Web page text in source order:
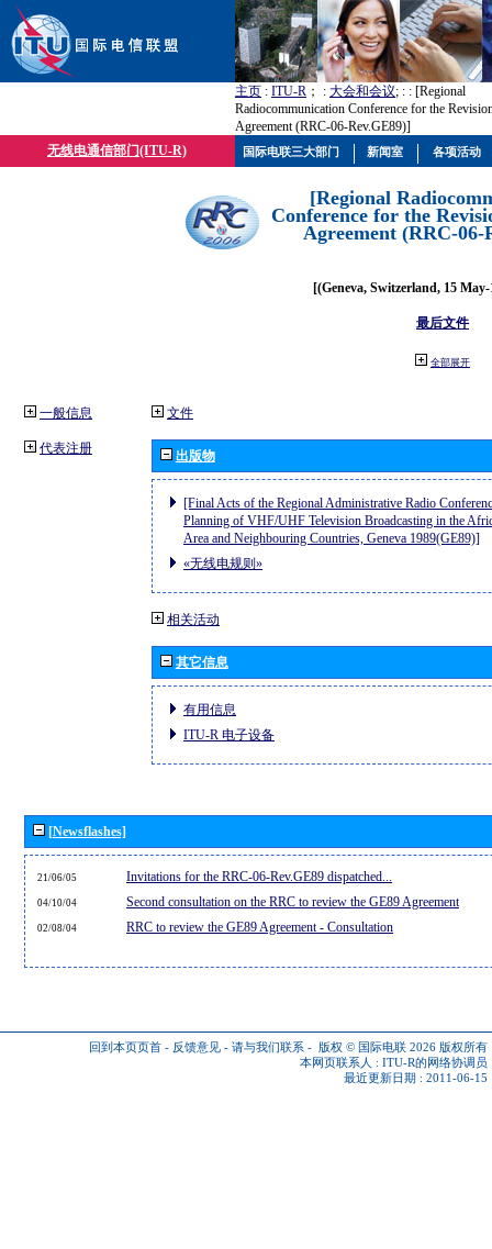
主页 : ITU-R ； : 大会和会议; : : [Regional
Radiocommunication Conference for the
Agreement (RRC-06-Rev.GE89)]
无线电通信部门(ITU-R)
[Regional
Conference for the
Agreement (RRC-06-
[(Geneva, Switzerland, 15
最后文件
全部展开
一般信息
代表注册
文件
出版物
[Final Acts of the Regional Administrative Radio
Planning of VHF/UHF Television Broadcasting in the
Area and Neighbouring Countries, Geneva 1989(GE89)]
«无线电规则»
相关活动
其它信息
有用信息
ITU-R 电子设备
[Newsflashes]
21/06/05 Invitations for the RRC-06-Rev.GE89 dispatched...
04/10/04 Second consultation on the RRC to review the GE89 Agreement
02/08/04 RRC to review the GE89 Agreement - Consultation
回到本页页首 - 反馈意见 - 请与我们联系 - 版权 © 国际电联 2026 版权所有
本网页联系人 : ITU-R的网络协调员
最近更新日期 : 2011-06-15
国际电联三大部门 新闻室 各项活动